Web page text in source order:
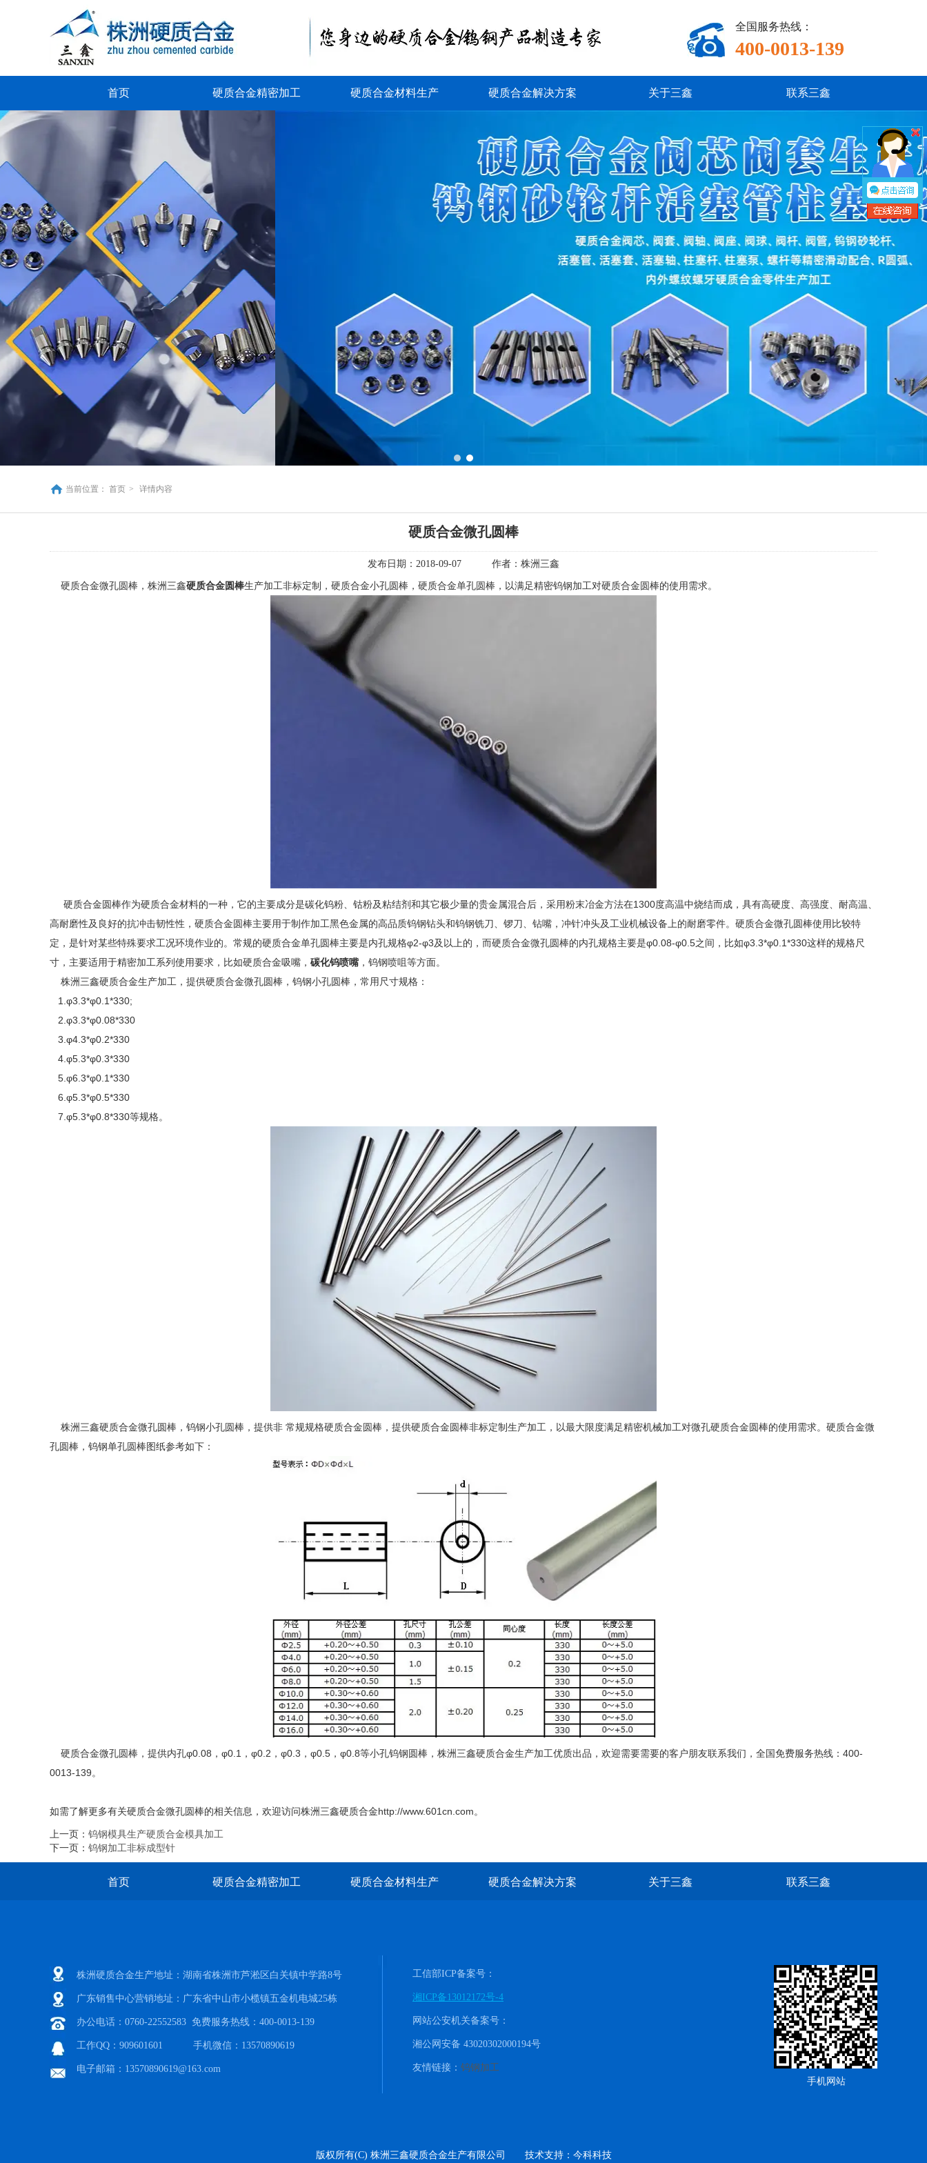
全国服务热线：
400-0013-139
首页 硬质合金精密加工 硬质合金材料生产 硬质合金解决方案 关于三鑫 联系三鑫
当前位置： 首页 > 详情内容
硬质合金微孔圆棒
发布日期： 2018-09-07 作者： 株洲三鑫
硬质合金微孔圆棒，株洲三鑫硬质合金圆棒生产加工非标定制，硬质合金小孔圆棒，硬质合金单孔圆棒，以满足精密钨钢加工对硬质合金圆棒的使用需求。
硬质合金圆棒作为硬质合金材料的一种，它的主要成分是碳化钨粉、钴粉及粘结剂和其它极少量的贵金属混合后，采用粉末冶金方法在1300度高温中烧结而成，具有高硬度、高强度、耐高温、
高耐磨性及良好的抗冲击韧性性，硬质合金圆棒主要用于制作加工黑色金属的高品质钨钢钻头和钨钢铣刀、锣刀、钻嘴，冲针冲头及工业机械设备上的耐磨零件。硬质合金微孔圆棒使用比较特
定，是针对某些特殊要求工况环境作业的。常规的硬质合金单孔圆棒主要是内孔规格φ2-φ3及以上的，而硬质合金微孔圆棒的内孔规格主要是φ0.08-φ0.5之间，比如φ3.3*φ0.1*330这样的规格尺
寸，主要适用于精密加工系列使用要求，比如硬质合金吸嘴， 碳化钨喷嘴，钨钢喷咀等方面。
株洲三鑫硬质合金生产加工，提供硬质合金微孔圆棒，钨钢小孔圆棒，常用尺寸规格：
1.φ3.3*φ0.1*330;
2.φ3.3*φ0.08*330
3.φ4.3*φ0.2*330
4.φ5.3*φ0.3*330
5.φ6.3*φ0.1*330
6.φ5.3*φ0.5*330
7.φ5.3*φ0.8*330等规格。
株洲三鑫硬质合金微孔圆棒，钨钢小孔圆棒，提供非 常规规格硬质合金圆棒，提供硬质合金圆棒非标定制生产加工，以最大限度满足精密机械加工对微孔硬质合金圆棒的使用需求。硬质合金微
孔圆棒，钨钢单孔圆棒图纸参考如下：
硬质合金微孔圆棒，提供内孔φ0.08，φ0.1，φ0.2，φ0.3，φ0.5，φ0.8等小孔钨钢圆棒，株洲三鑫硬质合金生产加工优质出品，欢迎需要需要的客户朋友联系我们，全国免费服务热线：400-
0013-139。
如需了解更多有关硬质合金微孔圆棒的相关信息，欢迎访问株洲三鑫硬质合金http://www.601cn.com。
上一页： 钨钢模具生产硬质合金模具加工
下一页： 钨钢加工非标成型针
株洲硬质合金生产地址：湖南省株洲市芦淞区白关镇中学路8号
广东销售中心营销地址：广东省中山市小榄镇五金机电城25栋
办公电话：0760-22552583 免费服务热线：400-0013-139
工作QQ：909601601 手机微信：13570890619
电子邮箱：13570890619@163.com
工信部ICP备案号：
湘ICP备13012172号-4
网站公安机关备案号：
湘公网安备 43020302000194号
友情链接： 钨钢加工
手机网站
首页 硬质合金精密加工 硬质合金材料生产 硬质合金解决方案 关于三鑫 联系三鑫
版权所有(C) 株洲三鑫硬质合金生产有限公司 技术支持：今科科技